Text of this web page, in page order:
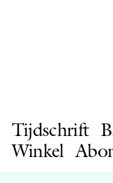
Tijdschrift
Winkel